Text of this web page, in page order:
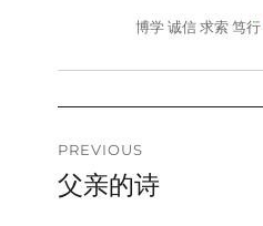
博学 诚信 求索 笃行
Post
navigation
PREVIOUS
Previous
父亲的诗